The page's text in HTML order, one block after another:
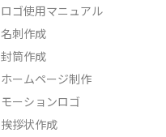
ロゴ使用マニュアル
名刺作成
封筒作成
ホームページ制作
モーションロゴ
挨拶状作成